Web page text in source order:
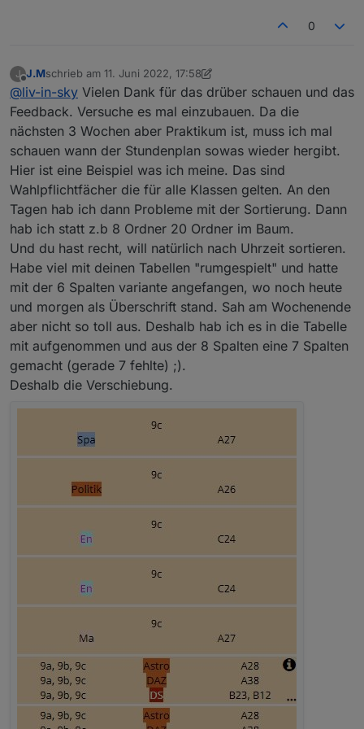
function
       switch (mehrfachTabelle) {
case 1:  if(counter%2==0){
{
        case 2:  if(counter%4==0) {
if(counter%2==0)
else {htmlOut =
                       }else{
if(counter%2==0)
else {htmlOut =
        case 3: if(counter%2==0 ) {
if(counter%3==0)
else {
}
else {
}
        case 4: if(counter%8==0)  {
if(counter%4==0)
else
}
if(counter%4==0)
else
}
val2=val2.replace(/
         function sortArray(a,b) {
         return a.val0 > b.val1;
         }
val0 = val0.replace("Mon",
val0 = val0.replace("Tue",
val0 = val0.replace("Wed",
val0 = val0.replace("Thu",
val0 = val0.replace("Fri",
val0 = val0.replace("Sat",
val0 = val0.replace("Sun",
val6 = val6.replace("regular",
val6 = val6.replace("irregular",
val6 = val6.replace("cancelled",
val6 =
         //let result = id.match("regular");
//let result =
if (getState(id).val=="regular")
//if
          //val5="";
          on(id, function(dp) {
log(dp); // zeigt id, state,
log(dp.common); // zeigt
          });
//if (getState(id).val==null)
//if
tabelleBind(); //HIER NICHTS ÄNDERN :
}}); //Schleifen Ende - je nach
0
J
Offline
J.Mschrieb am 11. Juni 2022, 17:58
zuletzt editiert von J.M6. Nov. 2022, 19:58
@liv-in-sky Vielen Dank für das drüber schauen und das
Feedback. Versuche es mal einzubauen. Da die
nächsten 3 Wochen aber Praktikum ist, muss ich mal
schauen wann der Stundenplan sowas wieder hergibt.
Hier ist eine Beispiel was ich meine. Das sind
Wahlpflichtfächer die für alle Klassen gelten. An den
Tagen hab ich dann Probleme mit der Sortierung. Dann
hab ich statt z.b 8 Ordner 20 Ordner im Baum.
Und du hast recht, will natürlich nach Uhrzeit sortieren.
Habe viel mit deinen Tabellen "rumgespielt" und hatte
mit der 6 Spalten variante angefangen, wo noch heute
und morgen als Überschrift stand. Sah am Wochenende
aber nicht so toll aus. Deshalb hab ich es in die Tabelle
mit aufgenommen und aus der 8 Spalten eine 7 Spalten
gemacht (gerade 7 fehlte) ;).
Deshalb die Verschiebung.